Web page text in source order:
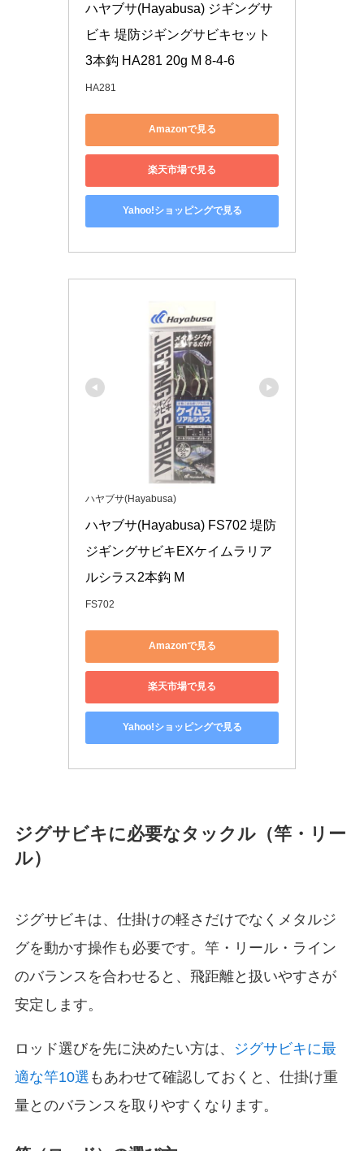
ハヤブサ(Hayabusa) ジギングサ
ビキ 堤防ジギングサビキセット
3本鈎 HA281 20g M 8-4-6
HA281
Amazonで見る
楽天市場で見る
Yahoo!ショッピングで見る
ハヤブサ(Hayabusa)
ハヤブサ(Hayabusa) FS702 堤防
ジギングサビキEXケイムラリア
ルシラス2本鈎 M
FS702
Amazonで見る
楽天市場で見る
Yahoo!ショッピングで見る
ジグサビキに必要なタックル（竿・リー
ル）
ジグサビキは、仕掛けの軽さだけでなくメタルジ
グを動かす操作も必要です。竿・リール・ライン
のバランスを合わせると、飛距離と扱いやすさが
安定します。
ロッド選びを先に決めたい方は、
ジグサビキに最
適な竿10選 もあわせて確認しておくと、仕掛け重
量とのバランスを取りやすくなります。